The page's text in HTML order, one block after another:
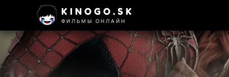
KINOGO.SK
ФИЛЬМЫ ОНЛАЙН